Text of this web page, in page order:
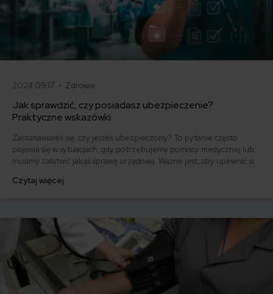
2024.09.17 • Zdrowie
Jak sprawdzić, czy posiadasz ubezpieczenie?
Praktyczne wskazówki
Zastanawiałeś się, czy jesteś ubezpieczony? To pytanie często
pojawia się w sytuacjach, gdy potrzebujemy pomocy medycznej lub
musimy załatwić jakąś sprawę urzędową. Ważne jest, aby upewnić się,
pozwoli Ci skorzystać z bezpłatnej opieki zdrowotnej. W tym
Czytaj więcej